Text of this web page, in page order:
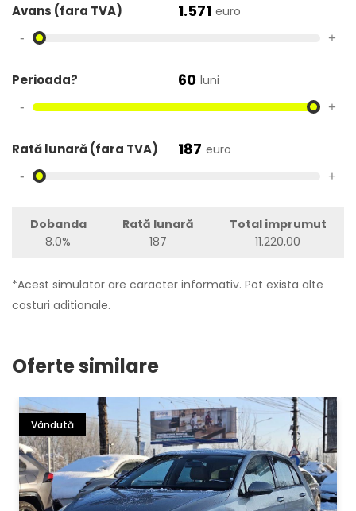
Avans (fara TVA) 1.571 euro
- +
Perioada? 60 luni
- +
Rată lunară (fara TVA) 187 euro
- +
Dobanda
8.0%
Rată lunară
187
Total imprumut
11.220,00
*Acest simulator are caracter informativ. Pot exista alte
costuri aditionale.
Oferte similare
Vândută